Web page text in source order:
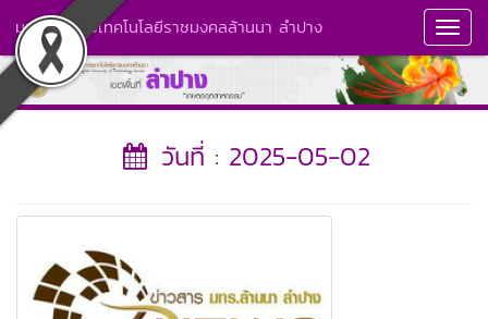
มหาวิทยาลัยเทคโนโลยีราชมงคลล้านนา ลำปาง
วันที่ : 2025-05-02